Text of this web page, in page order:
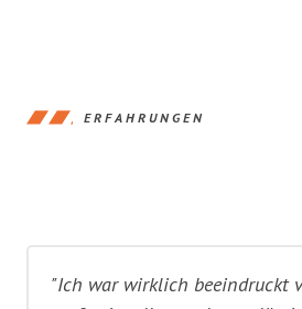
ERFAHRUNGEN
"Ich war wirklich beeindruckt